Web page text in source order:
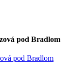
pod Bradlom